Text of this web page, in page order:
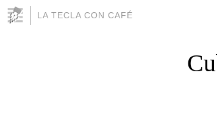
LA TECLA CON CAFÉ